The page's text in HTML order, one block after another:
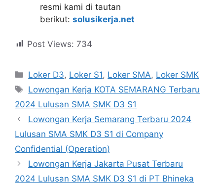
resmi kami di tautan
berikut: solusikerja.net
Post Views: 734
Kategori
Loker D3, Loker S1, Loker SMA, Loker SMK
Tag
Lowongan Kerja KOTA SEMARANG Terbaru
2024 Lulusan SMA SMK D3 S1
Lowongan Kerja Semarang Terbaru 2024
Lulusan SMA SMK D3 S1 di Company
Confidential (Operation)
Lowongan Kerja Jakarta Pusat Terbaru
2024 Lulusan SMA SMK D3 S1 di PT Bhineka